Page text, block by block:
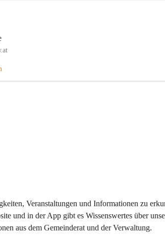
Veranstaltungen und Informationen zu
und in der App gibt es Wissenswertes über
aus dem Gemeinderat und der Verwaltung.